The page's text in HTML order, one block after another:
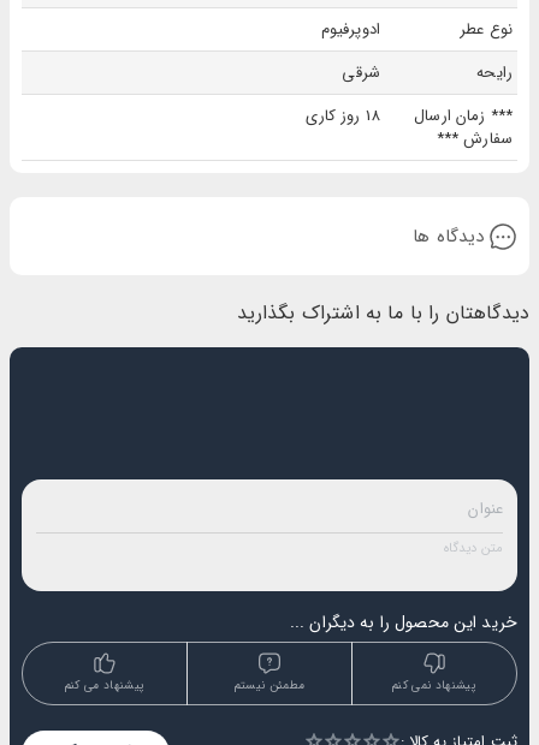
نوع عطر
ادوپرفیوم
رایحه
شرقی
*** زمان ارسال
سفارش ***
18 روز کاری
دیدگاه ها
دیدگاهتان را با ما به اشتراک بگذارید
خرید این محصول را به دیگران ...
پیشنهاد می کنم مطمئن نیستم پیشنهاد نمی کنم